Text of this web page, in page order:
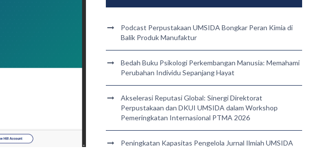
Podcast Perpustakaan UMSIDA Bongkar Peran Kimia di
Balik Produk Manufaktur
Bedah Buku Psikologi Perkembangan Manusia: Memahami
Perubahan Individu Sepanjang Hayat
Akselerasi Reputasi Global: Sinergi Direktorat
Perpustakaan dan DKUI UMSIDA dalam Workshop
Pemeringkatan Internasional PTMA 2026
Peningkatan Kapasitas Pengelola Jurnal Ilmiah UMSIDA